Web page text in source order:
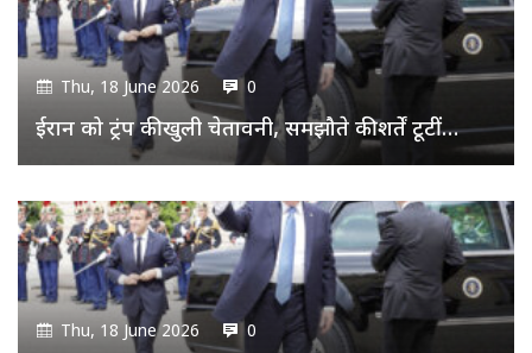
Thu, 18 June 2026 0
ईरान को ट्रंप की खुली चेतावनी, समझौते की शर्तें टूटीं…
Thu, 18 June 2026 0